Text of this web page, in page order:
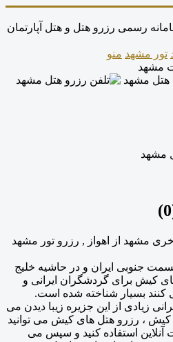
رسمی رزرو هتل و هتل آپارتمان
تور مشهد منو
مشهد
مشهد از اهواز , رزرو تور مشهد
جنوبی ایران و در حاشیه خلیج
کیش برای گردشگران ایرانی و
کنند بسیار شناخته شده است.
زیادی از این جزیره زیبا دیدن می
کیش ، رزرو هتل های کیش می توانید
استفاده کنید و سپس می